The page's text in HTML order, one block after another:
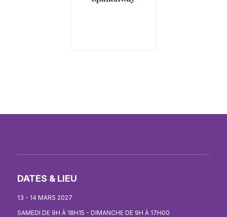
DATES & LIEU
13 - 14 MARS 2027
SAMEDI DE 9H À 18H15 - DIMANCHE DE 9H À 17H00